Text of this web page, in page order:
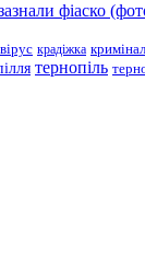
фіаско
крадіжка кримінал
тернопіль